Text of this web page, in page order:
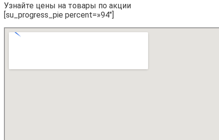
Узнайте цены на товары по акции
[su_progress_pie percent=»94″]